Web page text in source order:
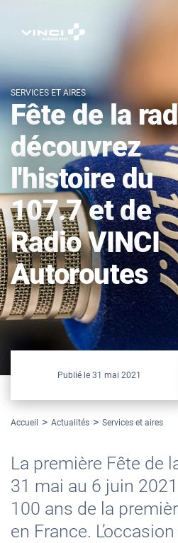
SERVICES ET AIRES
Fête de la
découvrez
l'histoire du
107.7 et de
Radio VINCI
Autoroutes
Publié le31 mai 2021
Accueil Actualités Services et aires
La première Fête de
31 mai au 6 juin
100 ans de la
en France.